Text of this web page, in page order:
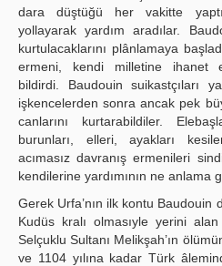
dara düştüğü her vakitte
yollayarak yardım aradılar.
kurtulacaklarını plânlamaya
ermeni, kendi milletine ihanet
bildirdi. Baudouin suikastçıları
işkencelerden sonra ancak pek
canlarını kurtarabildiler.
burunları, elleri, ayakları
acımasız davranış ermenileri
kendilerine yardımının ne anlama
Gerek Urfa’nın ilk kontu
Kudüs kralı olmasıyle yerini
Selçuklu Sultanı Melikşah’ın
ve 1104 yılına kadar Türk